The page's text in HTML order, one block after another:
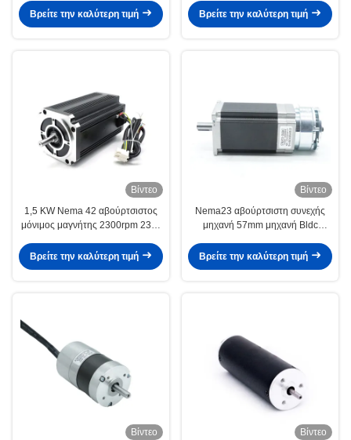
μικροϋπολογιστών βολτ 48v
Βρείτε την καλύτερη τιμή
Βρείτε την καλύτερη τιμή
Βίντεο
1,5 KW Nema 42 αβούρτσιστος
μόνιμος μαγνήτης 2300rpm 230v
καταστροφέα εγγράφων
Βρείτε την καλύτερη τιμή
Βίντεο
Nema23 αβούρτσιστη συνεχής
μηχανή 57mm μηχανή Bldc
στο σπάσιμο
Βρείτε την καλύτερη τιμή
Βίντεο
Βίντεο